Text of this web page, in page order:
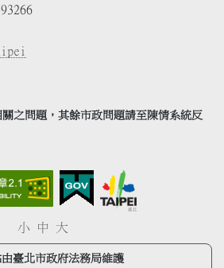
之問題，其餘市政問題請至陳情系統反
小 中 大
臺北市政府法務局維護